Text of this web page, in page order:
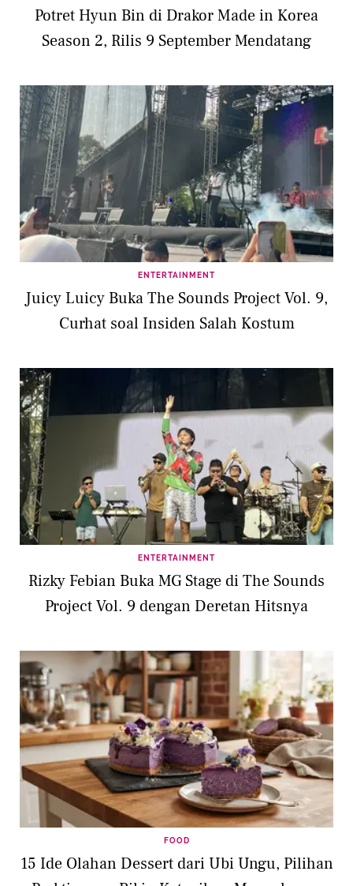
Potret Hyun Bin di Drakor Made in Korea
Season 2, Rilis 9 September Mendatang
ENTERTAINMENT
Juicy Luicy Buka The Sounds Project Vol. 9,
Curhat soal Insiden Salah Kostum
ENTERTAINMENT
Rizky Febian Buka MG Stage di The Sounds
Project Vol. 9 dengan Deretan Hitsnya
FOOD
15 Ide Olahan Dessert dari Ubi Ungu, Pilihan